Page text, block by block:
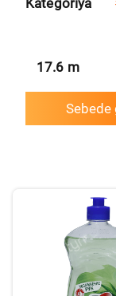
Kategoriýa
17.6 m
Sebede